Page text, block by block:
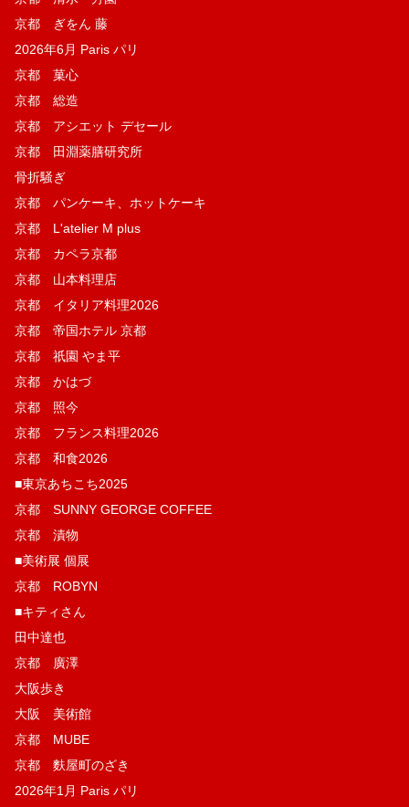
京都 ぎをん 藤
2026年6月 Paris パリ
京都 菓​心
京都 総造
京都 アシエット デセール
京都 田淵薬膳研究所
骨折騒ぎ
京都 パンケーキ、ホットケーキ
京都 L'atelier M plus
京都 カペラ京都
京都 山本料理店
京都 イタリア料理2026
京都 帝国ホテル 京都
京都 祇園 やま平
京都 かはづ
京都 照今
京都 フランス料理2026
京都 和食2026
■東京あちこち2025
京都 SUNNY GEORGE COFFEE
京都 漬物
■美術展 個展
京都 ROBYN
■キティさん
田中達也
京都 廣澤
大阪歩き
大阪 美術館
京都 MUBE
京都 麩屋町のざき
2026年1月 Paris パリ